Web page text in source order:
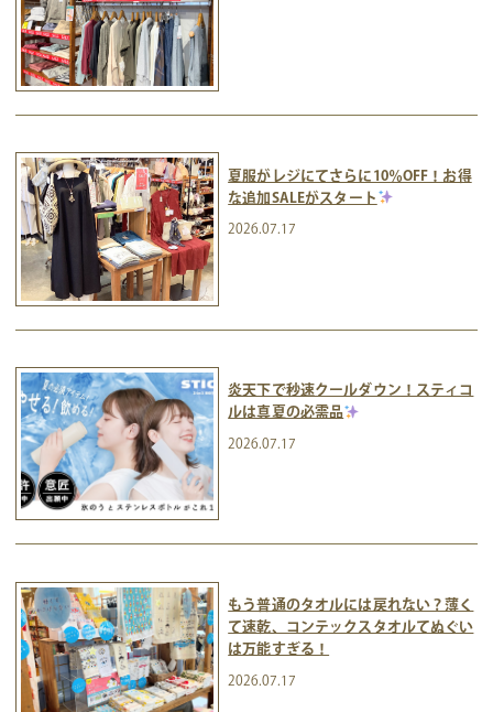
夏服がレジにてさらに10％OFF！お得
な追加SALEがスタート
2026.07.17
炎天下で秒速クールダウン！スティコ
ルは真夏の必需品
2026.07.17
もう普通のタオルには戻れない？薄く
て速乾、コンテックスタオルてぬぐい
は万能すぎる！
2026.07.17